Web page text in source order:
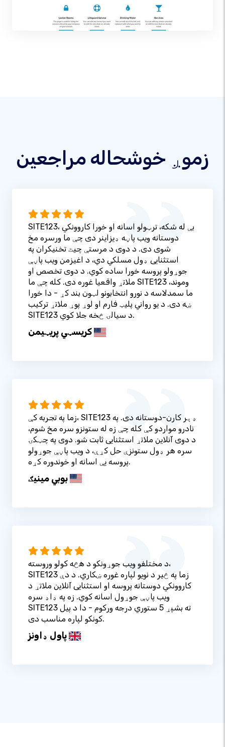
زموږ خوشحاله مراجعین
SITE123، بې له شکه، ترټولو اسانه او خورا کاروونکي
دوستانه ویب پاڼه ډیزاینر دی چې ما ورسره مخ
شوی دی. د دوی د مرستې چیٹ تخنیکران په
استثنایی ډول مسلکي دي، د اغیزمن ویب پاڼې
جوړولو پروسه خورا ساده کوي. د دوی تخصص او
ملاتړ واقعیا غوره دی. کله چې ما SITE123 وموند،
ما سمدلاسه د نورو انتخابونو لټون بند کړ - دا خورا
ښه دی. د یو رواني پلیټ فارم او لوړ پوړ ملاتړ ترکیب
SITE123 د سیالۍ څخه جلا کوي.
کریسټي پریټيمن
زما په تجربه کې، SITE123 ډېر کارن-دوستانه دی. په
نادرو مواردو کې کله چې زه له ستونزو سره مخ شوم،
د دوی آنلاین ملاتړ استثنایی ثابت شو. دوی په چټکۍ
سره هر ډول ستونزې حل کړې، د ویب پاڼې جوړولو
پروسه یې اسانه او خوندوره کړه.
بوبي مینیګ
د مختلفو ویب جوړونکو د هڅه کولو وروسته،
SITE123 زما په څیر د نویو لپاره غوره ښکاري. د دې
کاروونکي دوستانه پروسه او استثنایی آنلاین ملاتړ د
ویب پاڼې جوړول اسانه کوي. زه په ډاډ سره
SITE123 ته بشپړ 5 ستوري درجه ورکوم - دا د پیل
کونکو لپاره مناسب دی.
پاول ډاونز